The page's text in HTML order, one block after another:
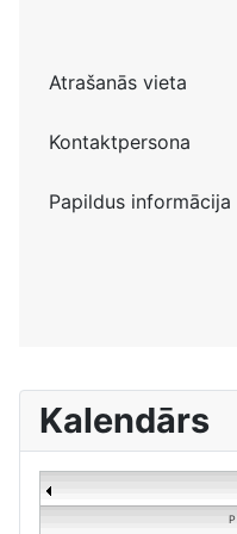
Atrašanās vieta
Kontaktpersona
Papildus informācija
Kalendārs
P